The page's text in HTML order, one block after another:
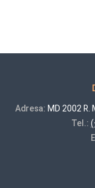
Adresa: MD 2002 R.
Tel.: